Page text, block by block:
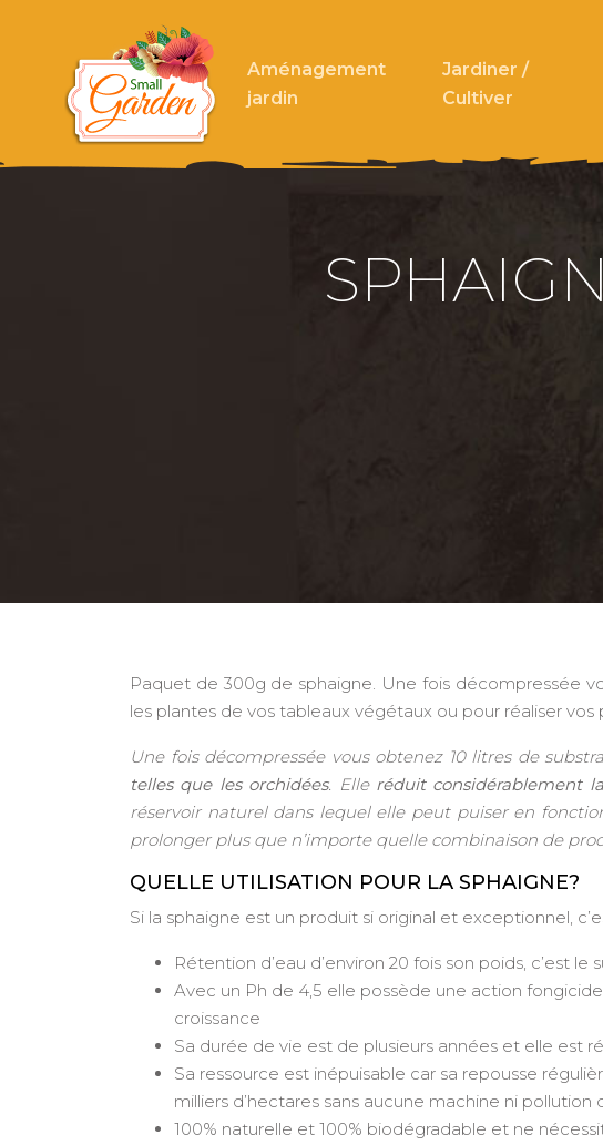
Aménagement
jardin
Jardiner /
Cultiver
Paquet de 300g de sphaigne. Une fois décompressée
les plantes de vos tableaux végétaux ou pour réaliser vos
Une fois décompressée vous obtenez 10 litres de
telles que les orchidées. Elle réduit considérablement
réservoir naturel dans lequel elle peut puiser en
prolonger plus que n’importe quelle combinaison de
QUELLE UTILISATION POUR LA SPHAIGNE?
Si la sphaigne est un produit si original et exceptionnel,
Rétention d’eau d’environ 20 fois son poids, c’est
Avec un Ph de 4,5 elle possède une action
croissance
Sa durée de vie est de plusieurs années et elle est
Sa ressource est inépuisable car sa repousse
milliers d’hectares sans aucune machine ni pollution
100% naturelle et 100% biodégradable et ne